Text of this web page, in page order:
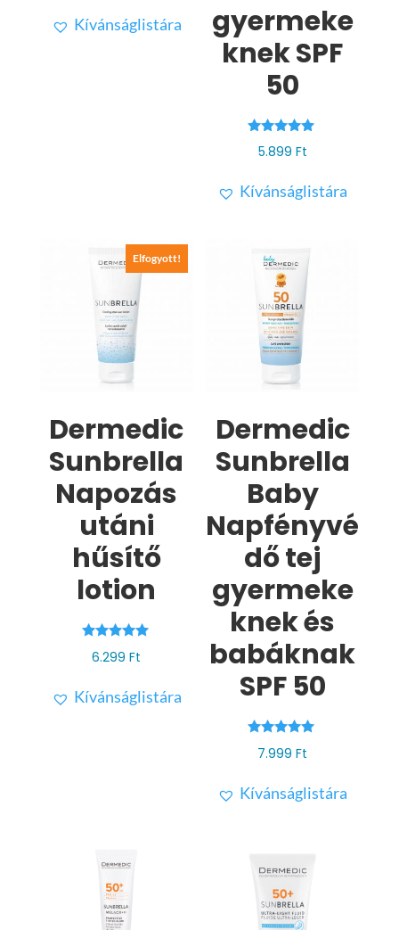
Kívánságlistára
gyermeke
knek SPF
50
Értékelés:
5.00
5.899 Ft
Kívánságlistára
Elfogyott!
Dermedic
Sunbrella
Napozás
utáni
hűsítő
lotion
Értékelés:
5.00
6.299Ft
Kívánságlistára
Dermedic
Sunbrella
Baby
Napfényvé
dő tej
gyermeke
knek és
babáknak
SPF 50
Értékelés:
5.00
7.999Ft
Kívánságlistára